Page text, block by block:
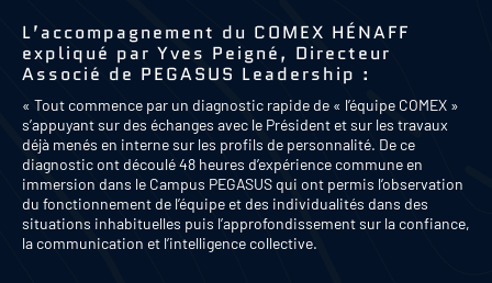
L’accompagnement du COMEX HÉNAFF
expliqué par Yves Peigné, Directeur
Associé de PEGASUS Leadership :
« Tout commence par un diagnostic rapide de « l’équipe COMEX »
s’appuyant sur des échanges avec le Président et sur les travaux
déjà menés en interne sur les profils de personnalité. De ce
diagnostic ont découlé 48 heures d’expérience commune en
immersion dans le Campus PEGASUS qui ont permis l’observation
du fonctionnement de l’équipe et des individualités dans des
situations inhabituelles puis l’approfondissement sur la confiance,
la communication et l’intelligence collective.